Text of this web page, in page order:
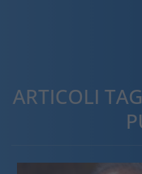
ARTICOLI